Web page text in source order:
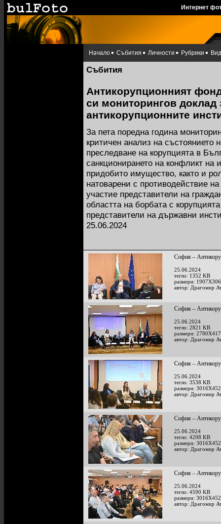
Интернет
Начало Събития Личности Рубрики
Събития
Антикорупционният
си мониторингов доклад
антикорупционните
За пета поредна година
критичен анализ на състоянието
преследване на корупцията в
санкционирането на конфликт на
придобито имущество, както и
натоварени с противодействие
участие представители на
областта на борбата с
представители на държавни
25.06.2024
София –
25.06.2024
тегло: 1352 KB
размери:
автор: Драгомир
София –
25.06.2024
тегло: 2821 KB
размери:
автор: Драгомир
София –
25.06.2024
тегло: 3538 KB
размери:
автор: Драгомир
София –
25.06.2024
тегло: 4208 KB
размери:
автор: Драгомир
София –
25.06.2024
тегло: 4590 KB
размери:
автор: Драгомир